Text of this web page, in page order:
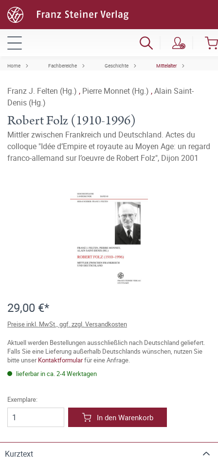
Home Fachbereiche Geschichte Mittelalter
Franz J. Felten (Hg.) , Pierre Monnet (Hg.) ,Alain Saint-
Denis (Hg.)
Robert Folz (1910-1996)
Mittler zwischen Frankreich und Deutschland. Actes du
colloque "Idée d’Empire et royaute au Moyen Age: un regard
franco-allemand sur l’oeuvre de Robert Folz", Dijon 2001
29,00 €*
Preise inkl. MwSt., ggf. zzgl. Versandkosten
Aktuell werden Bestellungen ausschließlich nach Deutschland geliefert.
Falls Sie eine Lieferung außerhalb Deutschlands wünschen, nutzen Sie
bitte unserKontaktformularfür eine Anfrage.
lieferbar in ca. 2-4 Werktagen
Exemplare:
In den Warenkorb
Kurztext